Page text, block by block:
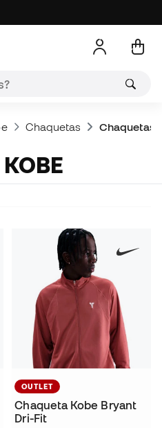
Chaquetas Chaquetas
KOBE
OUTLET
Chaqueta Kobe Bryant
Dri-Fit